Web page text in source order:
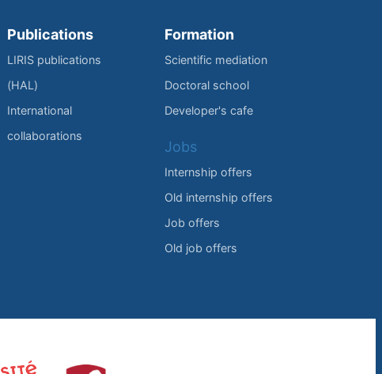
Publications
LIRIS publications
(HAL)
International
collaborations
Formation
Scientific mediation
Doctoral school
Developer's cafe
Jobs
Internship offers
Old internship offers
Job offers
Old job offers